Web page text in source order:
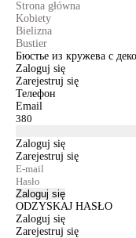
Strona główna
Kobiety
Bielizna
Bustier
Бюстье из кружева с
Zaloguj się
Zarejestruj się
Телефон
Email
Zaloguj się
Zarejestruj się
Zaloguj się
ODZYSKAJ HASŁO
Zaloguj się
Zarejestruj się